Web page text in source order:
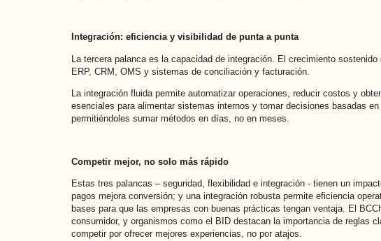
Integración: eficiencia y visibilidad de punta a punta
La tercera palanca es la capacidad de integración. El crecimiento
ERP, CRM, OMS y sistemas de conciliación y facturación.
La integración fluida permite automatizar operaciones, reducir costos y
esenciales para alimentar sistemas internos y tomar decisiones basadas
permitiéndoles sumar métodos en días, no en meses.
Competir mejor, no solo más rápido
Estas tres palancas – seguridad, flexibilidad e integración - tienen un
pagos mejora conversión; y una integración robusta permite eficiencia
bases para que las empresas con buenas prácticas tengan ventaja. El
consumidor, y organismos como el BID destacan la importancia de
competir por ofrecer mejores experiencias, no por atajos.